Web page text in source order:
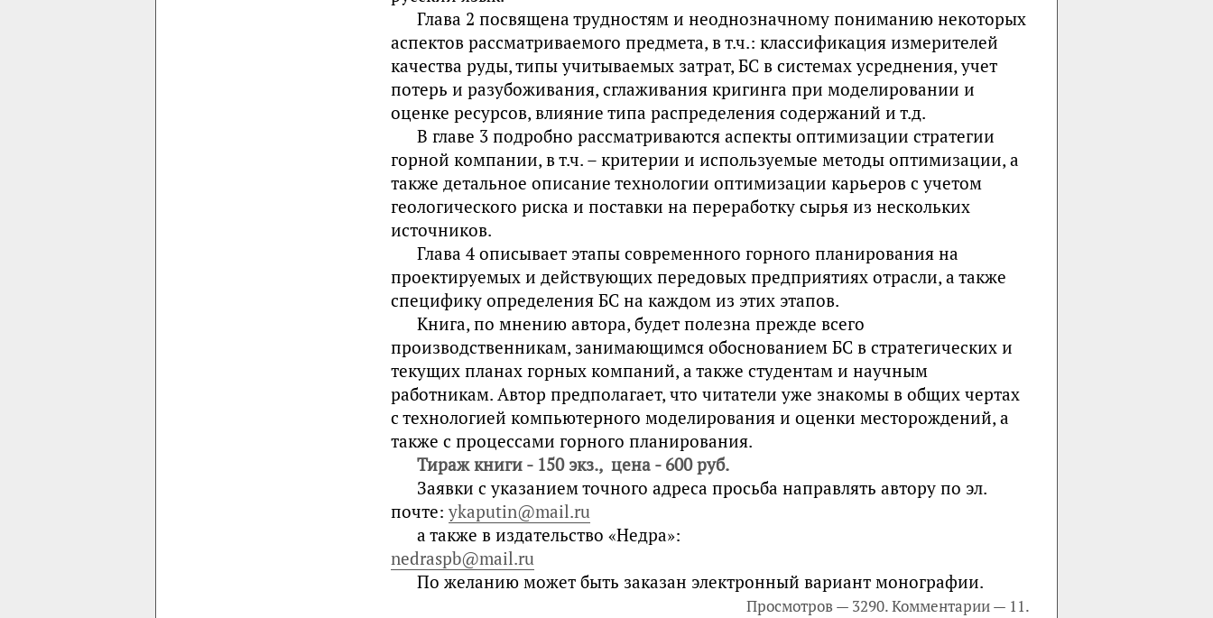
Глава 2 посвящена трудностям и неоднозначному пониманию некоторых
аспектов рассматриваемого предмета, в т.ч.: классификация измерителей
качества руды, типы учитываемых затрат, БС в системах усреднения, учет
потерь и разубоживания, сглаживания кригинга при моделировании и
оценке ресурсов, влияние типа распределения содержаний и т.д.
В главе 3 подробно рассматриваются аспекты оптимизации стратегии
горной компании, в т.ч. – критерии и используемые методы оптимизации, а
также детальное описание технологии оптимизации карьеров с учетом
геологического риска и поставки на переработку сырья из нескольких
источников.
Глава 4 описывает этапы современного горного планирования на
проектируемых и действующих передовых предприятиях отрасли, а также
специфику определения БС на каждом из этих этапов.
Книга, по мнению автора, будет полезна прежде всего
производственникам, занимающимся обоснованием БС в стратегических и
текущих планах горных компаний, а также студентам и научным
работникам. Автор предполагает, что читатели уже знакомы в общих чертах
с технологией компьютерного моделирования и оценки месторождений, а
также с процессами горного планирования.
Тираж книги - 150 экз., цена - 600 руб.
Заявки с указанием точного адреса просьба направлять автору по эл.
почте: ykaputin@mail.ru
а также в издательство «Недра»:
nedraspb@mail.ru
По желанию может быть заказан электронный вариант монографии.
Просмотров — 3290. Комментарии — 11.